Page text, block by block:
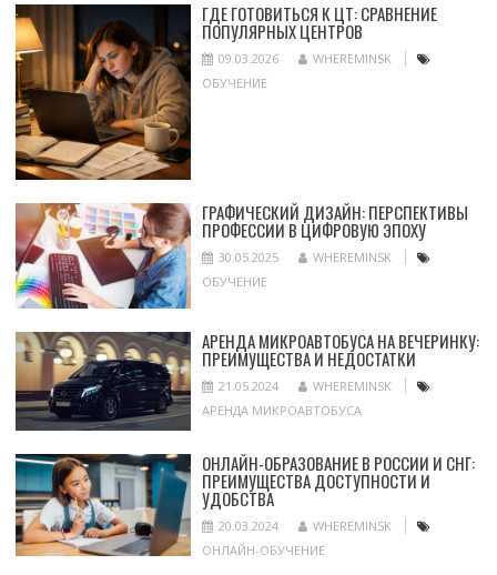
ГДЕ ГОТОВИТЬСЯ К ЦТ: СРАВНЕНИЕ
ПОПУЛЯРНЫХ ЦЕНТРОВ
09.03.2026
WHEREMINSK
ОБУЧЕНИЕ
ГРАФИЧЕСКИЙ ДИЗАЙН: ПЕРСПЕКТИВЫ
ПРОФЕССИИ В ЦИФРОВУЮ ЭПОХУ
30.05.2025
WHEREMINSK
ОБУЧЕНИЕ
АРЕНДА МИКРОАВТОБУСА НА ВЕЧЕРИНКУ:
ПРЕИМУЩЕСТВА И НЕДОСТАТКИ
21.05.2024
WHEREMINSK
АРЕНДА МИКРОАВТОБУСА
ОНЛАЙН-ОБРАЗОВАНИЕ В РОССИИ И СНГ:
ПРЕИМУЩЕСТВА ДОСТУПНОСТИ И
УДОБСТВА
20.03.2024
WHEREMINSK
ОНЛАЙН-ОБУЧЕНИЕ